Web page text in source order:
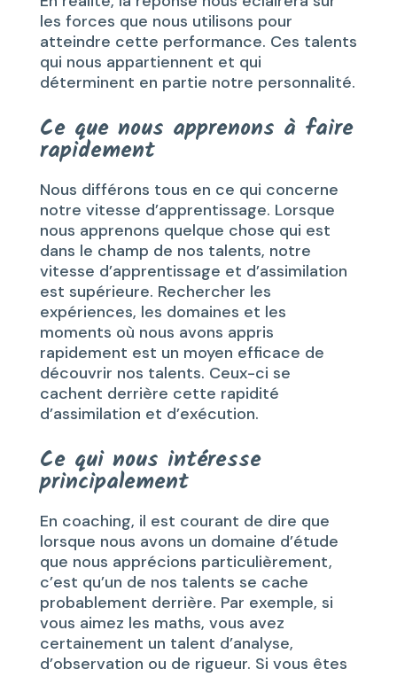
les forces que nous utilisons pour
atteindre cette performance. Ces talents
qui nous appartiennent et qui
déterminent en partie notre personnalité.
Ce que nous apprenons à faire
rapidement
Nous différons tous en ce qui concerne
notre vitesse d’apprentissage. Lorsque
nous apprenons quelque chose qui est
dans le champ de nos talents, notre
vitesse d’apprentissage et d’assimilation
est supérieure. Rechercher les
expériences, les domaines et les
moments où nous avons appris
rapidement est un moyen efficace de
découvrir nos talents. Ceux-ci se
cachent derrière cette rapidité
d’assimilation et d’exécution.
Ce qui nous intéresse
principalement
En coaching, il est courant de dire que
lorsque nous avons un domaine d’étude
que nous apprécions particulièrement,
c’est qu’un de nos talents se cache
probablement derrière. Par exemple, si
vous aimez les maths, vous avez
certainement un talent d’analyse,
d’observation ou de rigueur. Si vous êtes